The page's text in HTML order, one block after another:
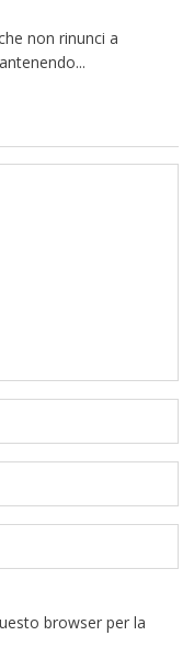
non rinunci a
browser per la